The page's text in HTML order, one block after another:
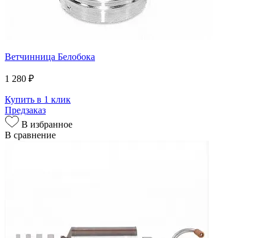
Ветчинница Белобока
1 280 ₽
Купить в 1 клик
Предзаказ
В избранное
В сравнение